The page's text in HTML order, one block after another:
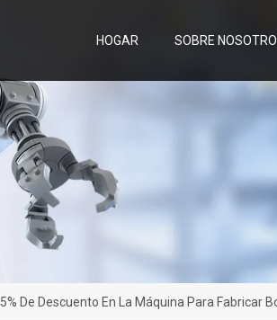
HOGAR SOBRE
5% De Descuento En La Máquina Para Fabricar